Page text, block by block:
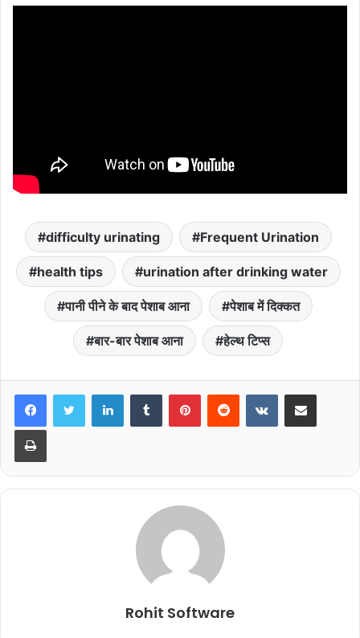
difficulty urinating Frequent Urination
health tips urination after drinking water
पानी पीने के बाद पेशाब आना पेशाब में दिक्‍कत
बार-बार पेशाब आना हेल्‍थ टिप्‍स
Rohit Software